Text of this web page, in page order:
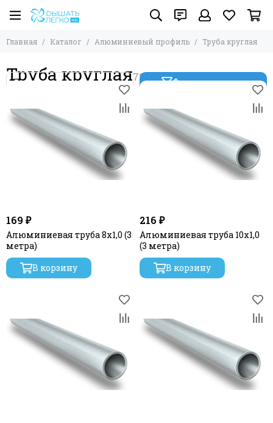
Алюминиевый профиль
Труба круглая
Тавр
Швеллер
Полоса(шина)
Главная Каталог Алюминиевый профиль Труба круглая
Труба круглая Фильтр товаров
169 ₽
Алюминиевая труба 8х1,0 (3
метра)
В корзину
216 ₽
Алюминиевая труба 10х1,0
(3 метра)
В корзину